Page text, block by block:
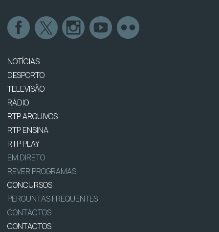
NOTÍCIAS
DESPORTO
TELEVISÃO
RÁDIO
RTP ARQUIVOS
RTP ENSINA
RTP PLAY
EM DIRETO
REVER PROGRAMAS
CONCURSOS
PERGUNTAS FREQUENTES
CONTACTOS
CONTACTOS